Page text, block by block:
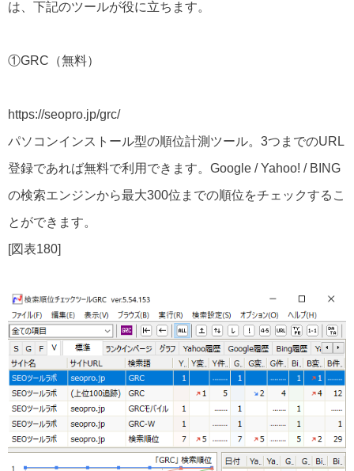
は、下記のツールが役に立ちます。
①GRC（無料）
https://seopro.jp/grc/
パソコンインストール型の順位計測ツール。3つまでのURL
登録であれば無料で利用できます。Google / Yahoo! / BING
の検索エンジンから最大300位までの順位をチェックするこ
とができます。
[図表180]